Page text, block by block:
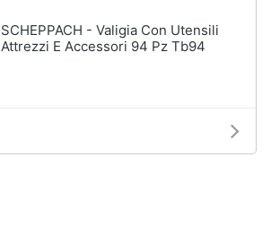
SCHEPPACH - Valigia Con Utensili
Attrezzi E Accessori 94 Pz Tb94